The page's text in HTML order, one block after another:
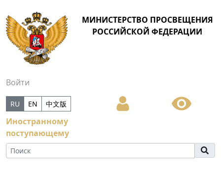
МИНИСТЕРСТВО ПРОСВЕЩЕНИЯ
РОССИЙСКОЙ ФЕДЕРАЦИИ
Войти
Иностранному
поступающему
RU EN 中文版